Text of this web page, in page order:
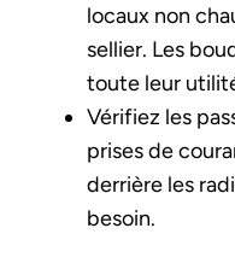
locaux non
sellier. Les
toute leur
Vérifiez les
prises de
derrière les
besoin.